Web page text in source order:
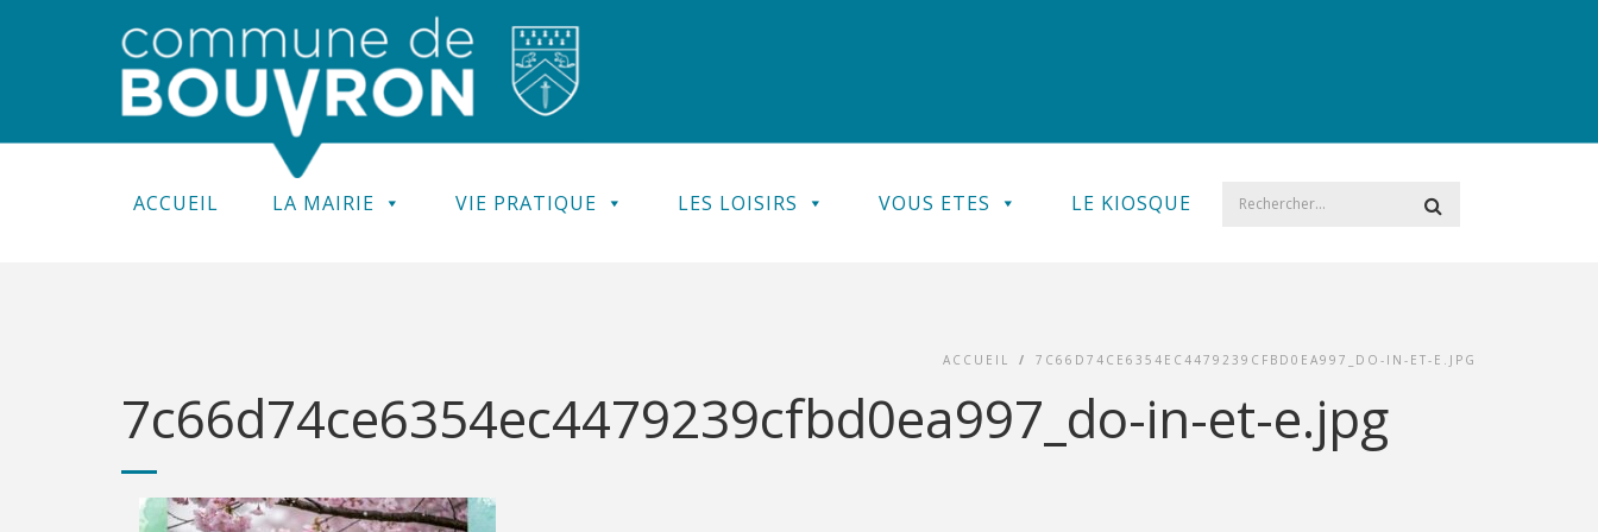
ACCUEIL LA MAIRIE VIE PRATIQUE LES LOISIRS VOUS ETES LE KIOSQUE
ACCUEIL / 7C66D74CE6354EC4479239CFBD0EA997_DO-IN-ET-E.JPG
7c66d74ce6354ec4479239cfbd0ea997_do-in-et-e.jpg